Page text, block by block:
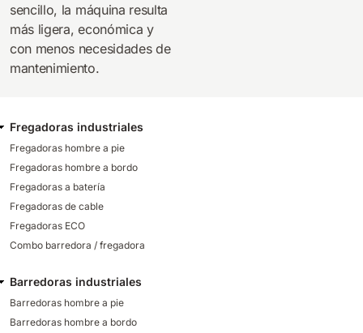
sencillo, la máquina resulta
más ligera, económica y
con menos necesidades de
mantenimiento.
Fregadoras industriales
Fregadoras hombre a pie
Fregadoras hombre a bordo
Fregadoras a batería
Fregadoras de cable
Fregadoras ECO
Combo barredora / fregadora
Barredoras industriales
Barredoras hombre a pie
Barredoras hombre a bordo